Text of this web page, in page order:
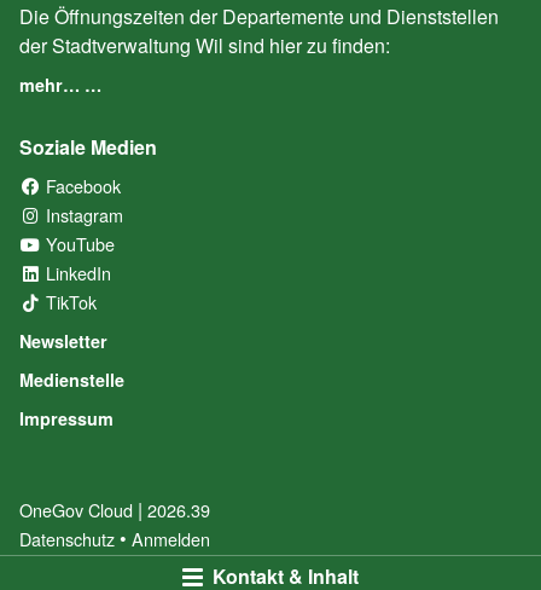
Kontakt & Inhalt
Die Öffnungszeiten der Departemente und Dienststellen
der Stadtverwaltung Wil sind hier zu finden:
mehr… …
Soziale Medien
Facebook
Instagram
YouTube
LinkedIn
TikTok
Newsletter
Medienstelle
Impressum
OneGov Cloud (External Link)
| 2026.39
Datenschutz (External Link)
Anmelden